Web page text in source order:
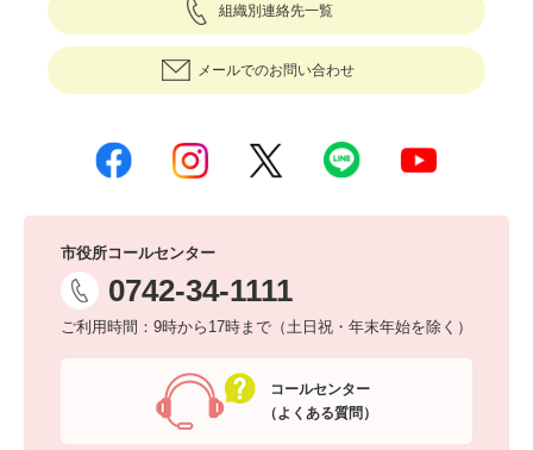
組織別連絡先一覧
メールでのお問い合わせ
市役所コールセンター
0742-34-1111
ご利用時間：9時から17時まで（土日祝・年末年始を除く）
コールセンター
（よくある質問）